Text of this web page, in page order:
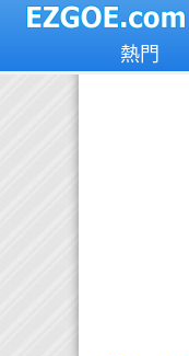
熱門